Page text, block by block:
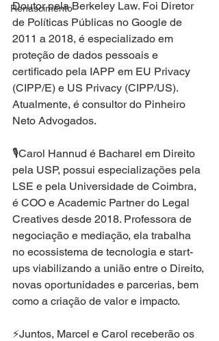
Renascimento
Doutor pela Berkeley Law. Foi Diretor
de Políticas Públicas no Google de
2011 a 2018, é especializado em
proteção de dados pessoais e
certificado pela IAPP em EU Privacy
(CIPP/E) e US Privacy (CIPP/US).
Atualmente, é consultor do Pinheiro
Neto Advogados.
🎙Carol Hannud é Bacharel em Direito
pela USP, possui especializações pela
LSE e pela Universidade de Coimbra,
é COO e Academic Partner do Legal
Creatives desde 2018. Professora de
negociação e mediação, ela trabalha
no ecossistema de tecnologia e start-
ups viabilizando a união entre o Direito,
novas oportunidades e parcerias, bem
como a criação de valor e impacto.
⚡️Juntos, Marcel e Carol receberão os